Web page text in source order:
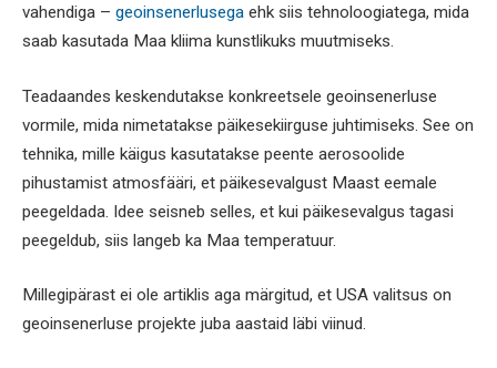
vahendiga – geoinsenerlusega ehk siis tehnoloogiatega, mida
saab kasutada Maa kliima kunstlikuks muutmiseks.
Teadaandes keskendutakse konkreetsele geoinsenerluse
vormile, mida nimetatakse päikesekiirguse juhtimiseks. See on
tehnika, mille käigus kasutatakse peente aerosoolide
pihustamist atmosfääri, et päikesevalgust Maast eemale
peegeldada. Idee seisneb selles, et kui päikesevalgus tagasi
peegeldub, siis langeb ka Maa temperatuur.
Millegipärast ei ole artiklis aga märgitud, et USA valitsus on
geoinsenerluse projekte juba aastaid läbi viinud.